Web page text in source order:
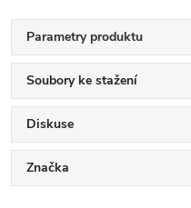
Parametry produktu
Soubory ke stažení
Diskuse
Značka